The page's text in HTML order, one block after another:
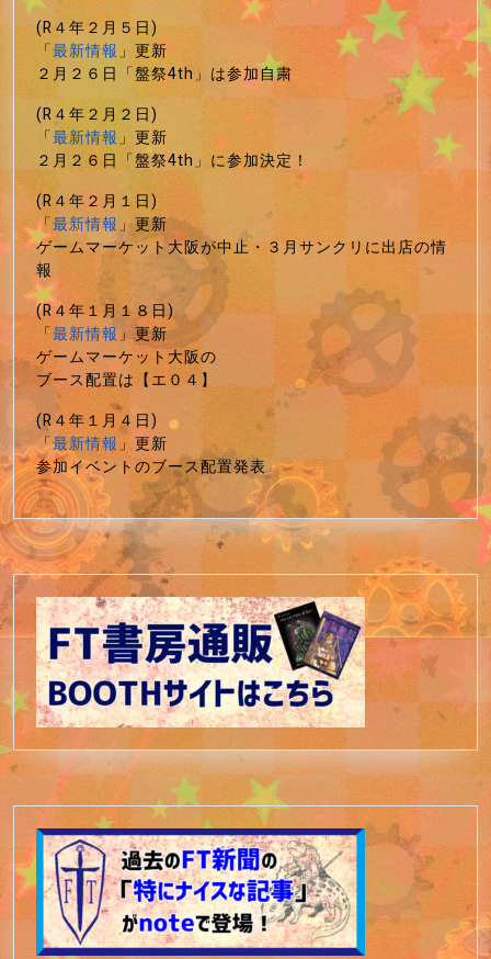
(R４年２月５日)
「最新情報」更新
２月２６日「盤祭4th」は参加自粛
(R４年２月２日)
「最新情報」更新
２月２６日「盤祭4th」に参加決定！
(R４年２月１日)
「最新情報」更新
ゲームマーケット大阪が中止・３月サンクリに出店の情
報
(R４年１月１８日)
「最新情報」更新
ゲームマーケット大阪の
ブース配置は【エ０４】
(R４年１月４日)
「最新情報」更新
参加イベントのブース配置発表